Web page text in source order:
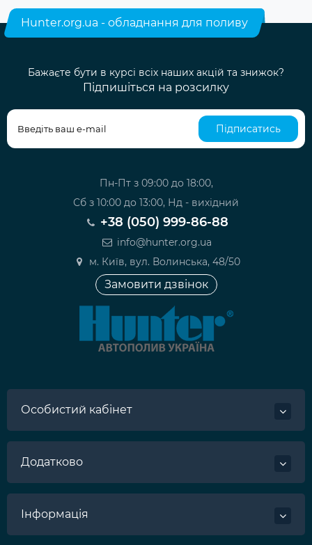
Hunter.org.ua - обладнання для поливу
Бажаєте бути в курсі всіх наших акцій та знижок?
Підпишіться на розсилку
Підписатись
Пн-Пт з 09:00 до 18:00,
Сб з 10:00 до 13:00, Нд - вихідний
+38 (050) 999-86-88
info@hunter.org.ua
м. Київ, вул. Волинська, 48/50
Замовити дзвінок
Особистий кабінет
Додатково
Інформація